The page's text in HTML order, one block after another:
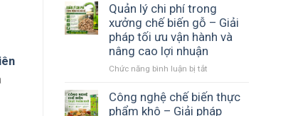
Quản lý chi phí trong
xưởng chế biến gỗ – Giải
pháp tối ưu vận hành và
nâng cao lợi nhuận
Chức năng bình luận bị tắt
lý
chi
Công nghệ chế biến thực
phẩm khô – Giải pháp